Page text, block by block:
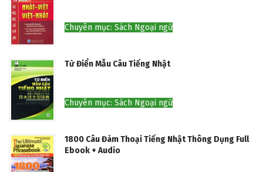
Chuyên mục: Sách Ngoại ngữ
Từ Điển Mẫu Câu Tiếng Nhật
Chuyên mục: Sách Ngoại ngữ
1800 Câu Đàm Thoại Tiếng Nhật Thông Dụng Full
Ebook + Audio